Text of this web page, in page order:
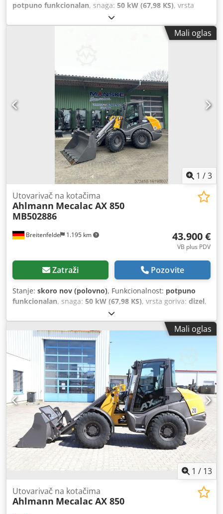
potpuno funkcionalan, snaga: 50 kW (67,98 KS), vrsta
, operativna masa:
405/70 R 18, kapacitet kašike:1 m³, Godina izgradnje:
UVV sigurnosna provjera,
Mali oglas
1 /3
Breitenfelde 1.195 km
Utovarivač na kotačima
Ahlmann Mecalac AX 850
MB502886
43.900 €
VB plus PDV
Zatraži Pozovite
Stanje: skoro nov (polovno), Funkcionalnost: potpuno
funkcionalan, snaga: 50 kW (67,98 KS), vrsta goriva: dizel,
, dimenzija gume:
Godina izgradnje:2023, radni sati:150 h, Oprema:UVV
sigurnosna provjera, dodatna svjetla, hidraulika, kabina,
standardna lopata, stražnji skupljač, viljuške za palete
Mali oglas
1 / 13
Utovarivač na kotačima
Ahlmann Mecalac AX 850